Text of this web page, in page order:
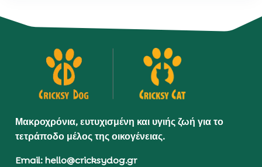
Μακροχρόνια, ευτυχισμένη και υγιής ζωή για το
τετράποδο μέλος της οικογένειας.
Email: hello@cricksydog.gr